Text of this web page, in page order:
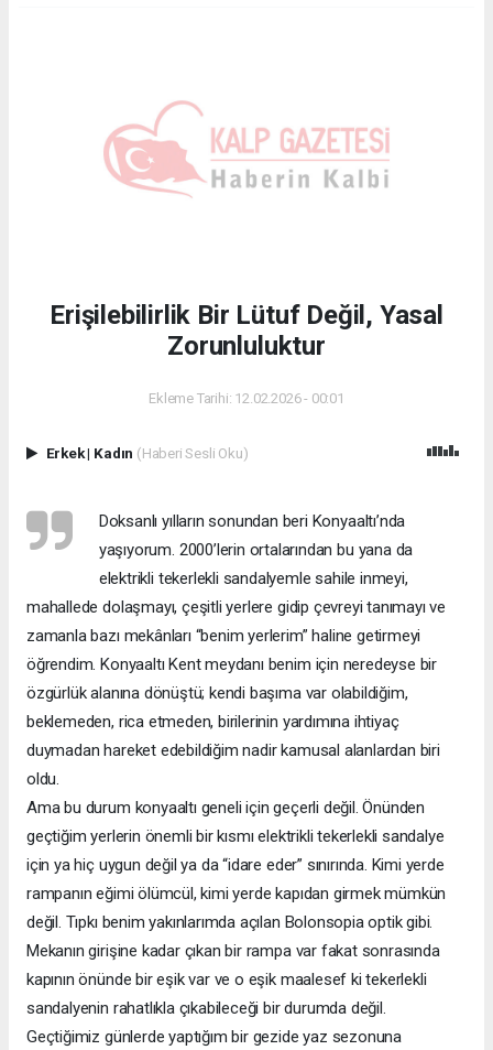
Erişilebilirlik Bir Lütuf Değil, Yasal
Zorunluluktur
Ekleme Tarihi: 12.02.2026 - 00:01
Erkek| Kadın (Haberi Sesli Oku)
Doksanlı yılların sonundan beri Konyaaltı’nda
yaşıyorum. 2000’lerin ortalarından bu yana da
elektrikli tekerlekli sandalyemle sahile inmeyi,
mahallede dolaşmayı, çeşitli yerlere gidip çevreyi tanımayı ve
zamanla bazı mekânları “benim yerlerim” haline getirmeyi
öğrendim. Konyaaltı Kent meydanı benim için neredeyse bir
özgürlük alanına dönüştü; kendi başıma var olabildiğim,
beklemeden, rica etmeden, birilerinin yardımına ihtiyaç
duymadan hareket edebildiğim nadir kamusal alanlardan biri
oldu.
Ama bu durum konyaaltı geneli için geçerli değil. Önünden
geçtiğim yerlerin önemli bir kısmı elektrikli tekerlekli sandalye
için ya hiç uygun değil ya da “idare eder” sınırında. Kimi yerde
rampanın eğimi ölümcül, kimi yerde kapıdan girmek mümkün
değil. Tıpkı benim yakınlarımda açılan Bolonsopia optik gibi.
Mekanın girişine kadar çıkan bir rampa var fakat sonrasında
kapının önünde bir eşik var ve o eşik maalesef ki tekerlekli
sandalyenin rahatlıkla çıkabileceği bir durumda değil.
Geçtiğimiz günlerde yaptığım bir gezide yaz sezonuna